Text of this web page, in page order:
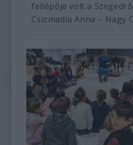
fellépője volt a
Csizmadia Anna – Nagy